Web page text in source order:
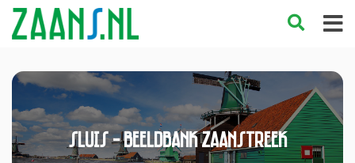
Sluis - Beeldbank Zaanstreek